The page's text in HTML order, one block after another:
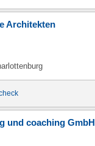
Architekten
und coaching GmbH